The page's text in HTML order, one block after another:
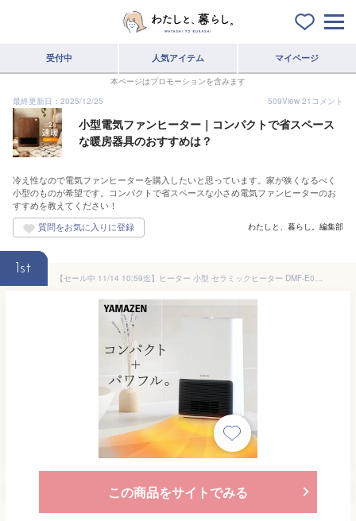
受付中 人気アイテム マイページ
本ページはプロモーションを含みます
最終更新日：2025/12/25
509View 21 コメント
小型電気ファンヒーター｜コンパクトで省スペース
な暖房器具のおすすめは？
冷え性なので電気ファンヒーターを購入したいと思っています。家が狭くなるべく
小型のものが希望です。コンパクトで省スペースな小さめ電気ファンヒーターのお
すすめを教えてください！
わたしと、暮らし。編集部
1st
【セール中 11/14 10:59迄】ヒーター 小型 セラミックヒーター DMF-E06(W)/DMF-S06(W) ミニセラミックヒーター 電気ストーブ セラミックファンヒーター 小型 小型ヒーター 電気ヒーター 足もと 暖房 山善 YAMAZEN 【送料無料】
この商品をサイトでみる